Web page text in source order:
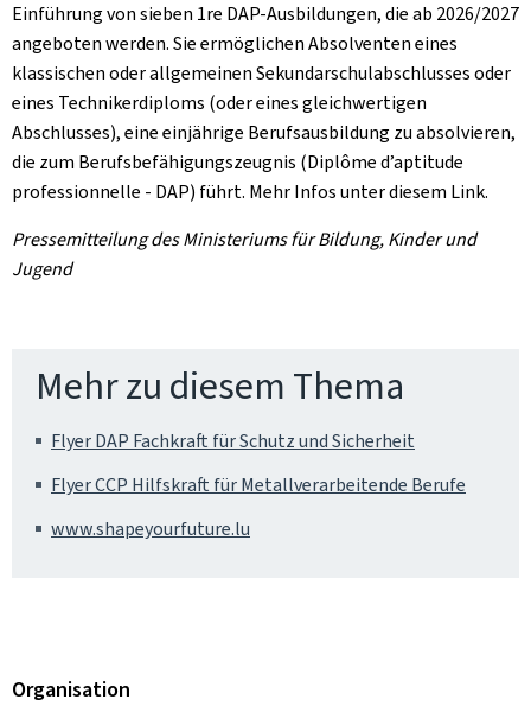
Einführung von sieben 1re DAP-Ausbildungen, die ab 2026/2027
angeboten werden. Sie ermöglichen Absolventen eines
klassischen oder allgemeinen Sekundarschulabschlusses oder
eines Technikerdiploms (oder eines gleichwertigen
Abschlusses), eine einjährige Berufsausbildung zu absolvieren,
die zum Berufsbefähigungszeugnis (Diplôme d’aptitude
professionnelle - DAP) führt. Mehr Infos unter diesem Link.
Pressemitteilung des Ministeriums für Bildung, Kinder und
Jugend
Mehr zu diesem Thema
Flyer DAP Fachkraft für Schutz und Sicherheit
Flyer CCP Hilfskraft für Metallverarbeitende Berufe
www.shapeyourfuture.lu
Organisation